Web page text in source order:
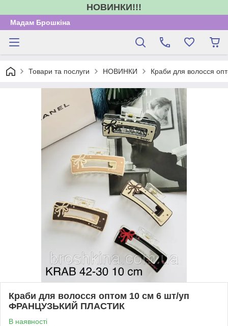
НОВИНКИ!!!
Мадам Брошкіна
Товари та послуги НОВИНКИ Краби для волосся
Краби для волосся оптом 10 см 6 шт/уп
ФРАНЦУЗЬКИЙ ПЛАСТИК
В наявності